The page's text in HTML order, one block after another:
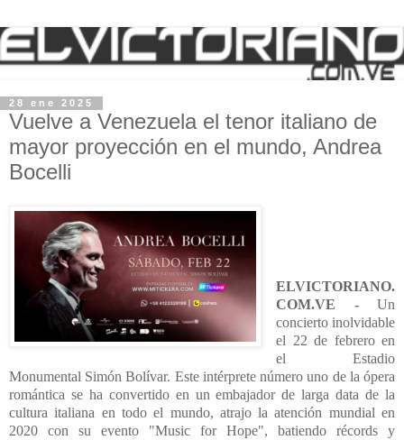
28 ene 2025
Vuelve a Venezuela el tenor italiano de
mayor proyección en el mundo, Andrea
Bocelli
ELVICTORIANO.
COM.VE - Un
concierto inolvidable
el 22 de febrero en
el Estadio
Monumental Simón Bolívar. Este intérprete número uno de la ópera
romántica se ha convertido en un embajador de larga data de la
cultura italiana en todo el mundo, atrajo la atención mundial en
2020 con su evento "Music for Hope", batiendo récords y